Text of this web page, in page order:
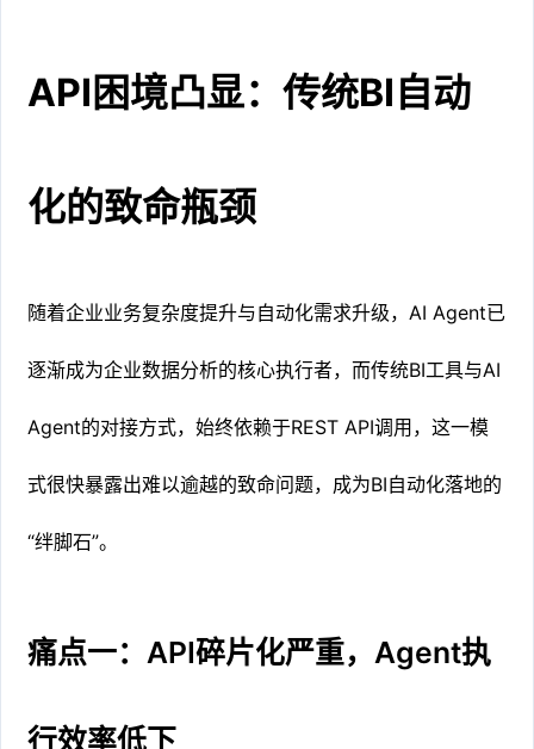
API困境凸显：传统BI自动
化的致命瓶颈
随着企业业务复杂度提升与自动化需求升级，AI Agent已
逐渐成为企业数据分析的核心执行者，而传统BI工具与AI
Agent的对接方式，始终依赖于REST API调用，这一模
式很快暴露出难以逾越的致命问题，成为BI自动化落地的
“绊脚石”。
痛点一：API碎片化严重，Agent执
行效率低下